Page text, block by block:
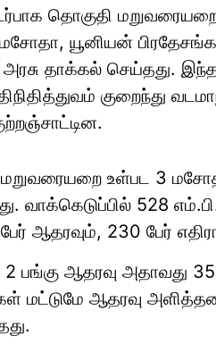
தொகுதி
மசோதா, யூனியன்
தாக்கல் செய்தது.
குறைந்து
உள்பட 3
வாக்கெடுப்பில் 528
ஆதரவும், 230 பேர்
பங்கு ஆதரவு அதாவது
மட்டுமே ஆதரவு